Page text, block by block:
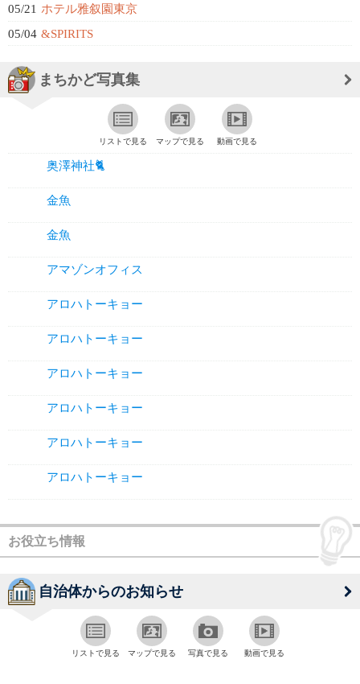
05/21 ホテル雅叙園東京
05/04 &SPIRITS
まちかど写真集
リストで見る マップで見る 動画で見る
奥澤神社🐈
金魚
金魚
アマゾンオフィス
アロハトーキョー
アロハトーキョー
アロハトーキョー
アロハトーキョー
アロハトーキョー
アロハトーキョー
お役立ち情報
自治体からのお知らせ
リストで見る マップで見る 写真で見る 動画で見る